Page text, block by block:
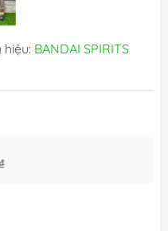
BANDAI SPIRITS